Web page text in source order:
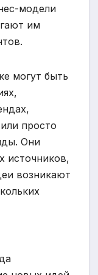
модели
им
могут быть
просто
Они
источников,
возникают